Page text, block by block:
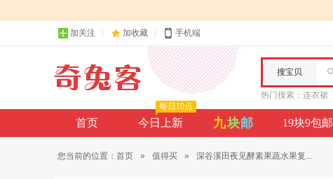
加关注 加收藏 手机端
搜宝贝
热门搜索： 连衣裙
首页 今日上新
每日10点
九块邮 19块9包邮
您当前的位置： 首页 » 值得买 » 深谷溪田夜见酵素果蔬水果复...